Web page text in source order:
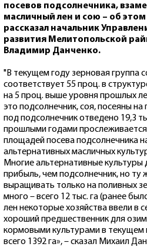
посевов подсолнечника,
масличный лен и сою – об
рассказал начальник
развития Мелитопольской
Владимир Данченко.
"В текущем году зерновая группа
соответствует 55 проц. в
на 5 проц. выше уровня прошлых
это подсолнечник, соя, посеяны на
под подсолнечник отведено 19,3
прошлыми годами
площадей посева подсолнечника
альтернативных масличных
Многие альтернативные
прибыль, чем подсолнечник, но
выращивать только на поливных
много – всего 12 тыс. га (ранее
лен некоторые хозяйства ввели в
хороший предшественник для
кормовыми культурами в текущем
всего 1392 га», – сказал Михаил